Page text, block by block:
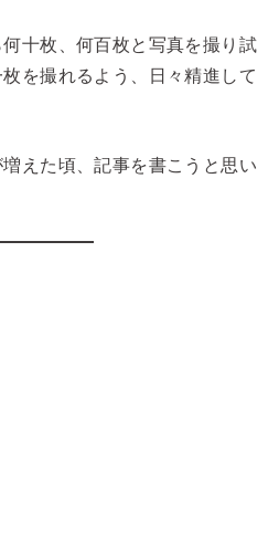
十枚、何百枚と写真を撮り試
を撮れるよう、日々精進して
えた頃、記事を書こうと思い